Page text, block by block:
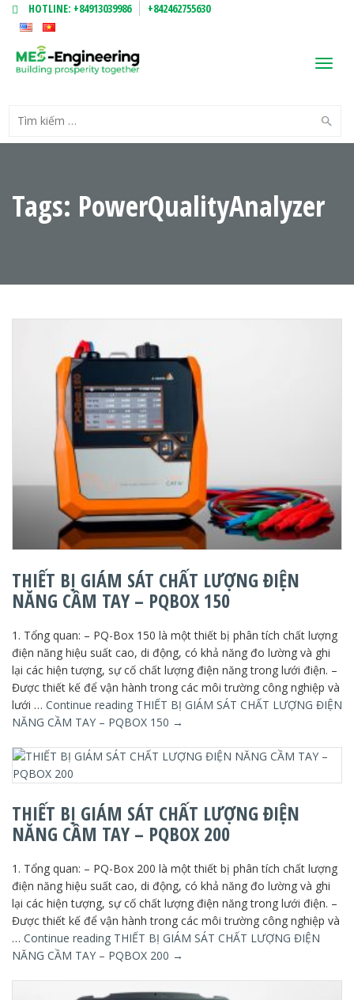
HOTLINE: +84913039986 +842462755630
Tags: PowerQualityAnalyzer
THIẾT BỊ GIÁM SÁT CHẤT LƯỢNG ĐIỆN
NĂNG CẦM TAY – PQBOX 150
1. Tổng quan: – PQ-Box 150 là một thiết bị phân tích chất lượng
điện năng hiệu suất cao, di động, có khả năng đo lường và ghi
lại các hiện tượng, sự cố chất lượng điện năng trong lưới điện. –
Được thiết kế để vận hành trong các môi trường công nghiệp và
lưới … Continue reading THIẾT BỊ GIÁM SÁT CHẤT LƯỢNG ĐIỆN
NĂNG CẦM TAY – PQBOX 150 →
THIẾT BỊ GIÁM SÁT CHẤT LƯỢNG ĐIỆN
NĂNG CẦM TAY – PQBOX 200
1. Tổng quan: – PQ-Box 200 là một thiết bị phân tích chất lượng
điện năng hiệu suất cao, di động, có khả năng đo lường và ghi
lại các hiện tượng, sự cố chất lượng điện năng trong lưới điện. –
Được thiết kế để vận hành trong các môi trường công nghiệp và
… Continue reading THIẾT BỊ GIÁM SÁT CHẤT LƯỢNG ĐIỆN
NĂNG CẦM TAY – PQBOX 200 →